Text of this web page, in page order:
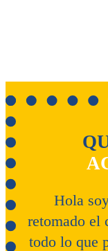
Hola
retomado el
todo lo que